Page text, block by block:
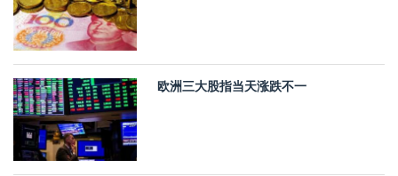
欧洲三大股指当天涨跌不一